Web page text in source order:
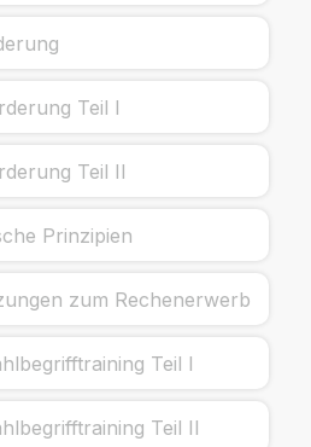
Teil I
Teil II
Prinzipien
zum Rechenerwerb
Teil I
Teil II